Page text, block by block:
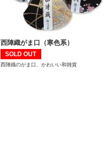
西陣織がま口（寒色系）
SOLD OUT
西陣織のがま口、かわいい和雑貨